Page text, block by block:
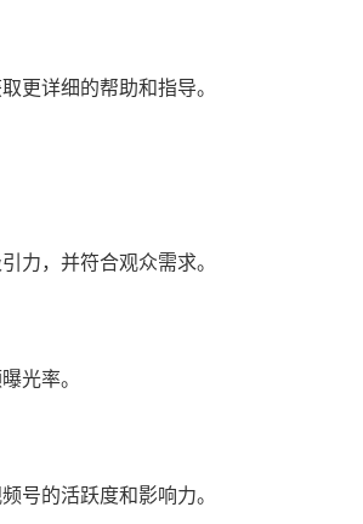
更详细的帮助和指导。
力，并符合观众需求。
光率。
号的活跃度和影响力。